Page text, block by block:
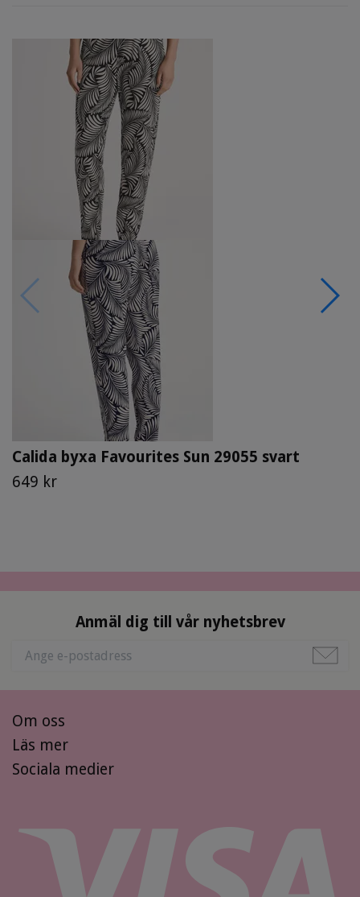
Calida byxa Favourites Sun 29055 svart
649 kr
Anmäl dig till vår nyhetsbrev
Om oss
Läs mer
Sociala medier